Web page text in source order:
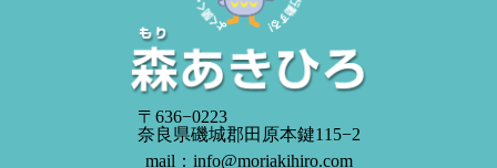
〒636−0223
奈良県磯城郡田原本鍵115−2
mail：info@moriakihiro.com